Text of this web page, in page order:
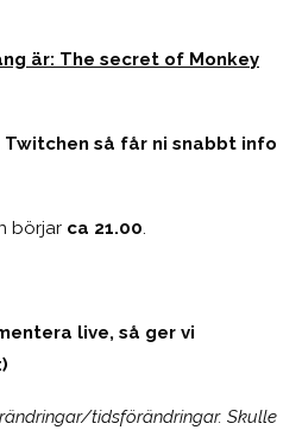
är: The secret of Monkey
så får ni snabbt info
börjar ca 21.00.
live, så ger vi
tidsförändringar. Skulle